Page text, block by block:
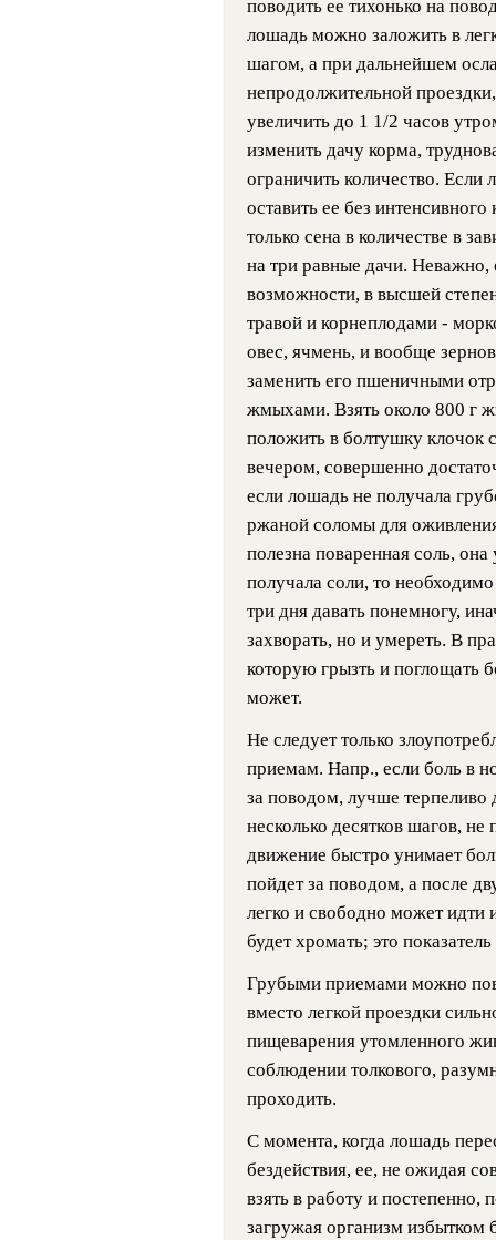
поводить ее тихонько на
лошадь можно заложить в
шагом, а при дальнейшем
непродолжительной
увеличить до 1 1/2 часов
изменить дачу корма,
ограничить количество.
оставить ее без
только сена в количестве в
на три равные дачи. Неважно,
возможности, в высшей
травой и корнеплодами -
овес, ячмень, и вообще
заменить его пшеничными
жмыхами. Взять около 800 г
положить в болтушку клочок
вечером, совершенно
если лошадь не получала
ржаной соломы для
полезна поваренная соль,
получала соли, то
три дня давать понемногу,
захворать, но и умереть. В
которую грызть и поглощать
может.
Не следует только
приемам. Напр., если боль в
за поводом, лучше терпеливо
несколько десятков шагов,
движение быстро унимает
пойдет за поводом, а после
легко и свободно может
будет хромать; это
Грубыми приемами можно
вместо легкой проездки
пищеварения утомленного
соблюдении толкового,
проходить.
С момента, когда лошадь
бездействия, ее, не ожидая
взять в работу и постепенно,
загружая организм избытком